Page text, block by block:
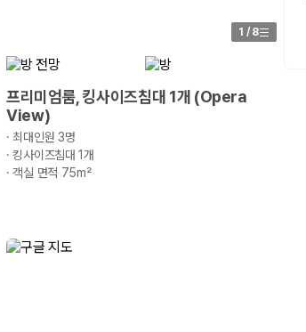
1 /8
프리미엄룸, 킹사이즈침대 1개 (Opera
View)
·최대인원 3명
·킹사이즈침대 1개
·객실 면적 75m²